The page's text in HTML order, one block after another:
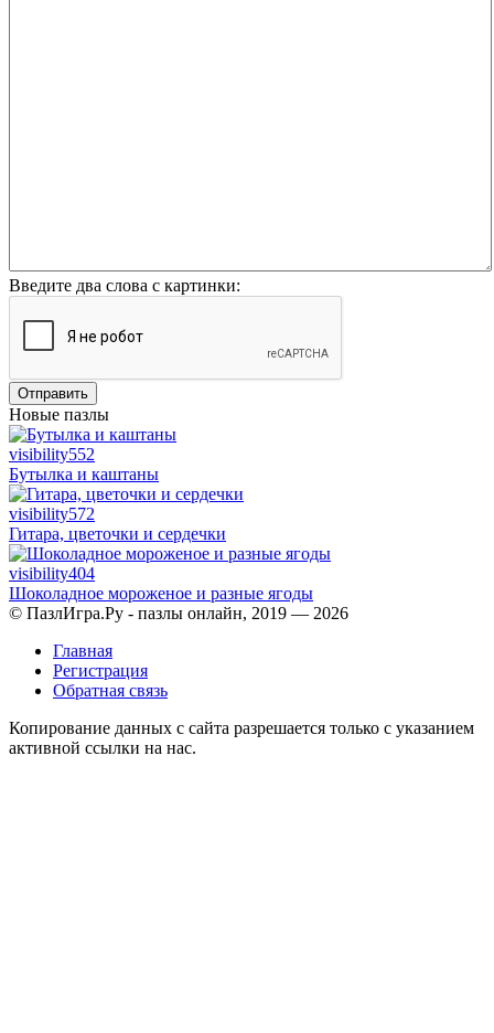
Введите два слова с картинки:
Отправить
Новые пазлы
visibility552
Бутылка и каштаны
visibility572
Гитара, цветочки и сердечки
visibility404
Шоколадное мороженое и разные ягоды
© ПазлИгра.Ру - пазлы онлайн, 2019 — 2026
Главная
Регистрация
Обратная связь
Копирование данных с сайта разрешается только с указанием
активной ссылки на нас.